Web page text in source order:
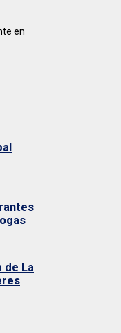
en
de La